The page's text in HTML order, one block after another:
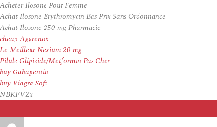
Acheter Ilosone Pour Femme
Achat Ilosone Erythromycin Bas Prix Sans Ordonnance
Achat Ilosone 250 mg Pharmacie
cheap Aggrenox
Le Meilleur Nexium 20 mg
Pilule Glipizide/Metformin Pas Cher
buy Gabapentin
buy Viagra Soft
NBKFVZx